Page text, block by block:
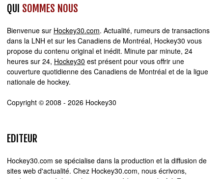
QUI SOMMES NOUS
Bienvenue sur Hockey30.com. Actualité, rumeurs de transactions
dans la LNH et sur les Canadiens de Montréal, Hockey30 vous
propose du contenu original et inédit. Minute par minute, 24
heures sur 24, Hockey30 est présent pour vous offrir une
couverture quotidienne des Canadiens de Montréal et de la ligue
nationale de hockey.
Copyright © 2008 - 2026 Hockey30
EDITEUR
Hockey30.com se spécialise dans la production et la diffusion de
sites web d'actualité. Chez Hockey30.com, nous écrivons,